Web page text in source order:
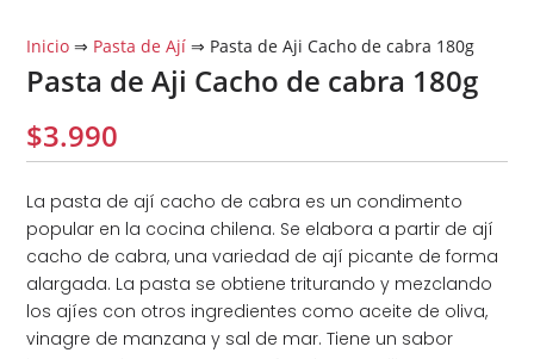
Inicio ⇒ Pasta de Ají ⇒ Pasta de Aji Cacho de cabra 180g
Pasta de Aji Cacho de cabra 180g
$3.990
La pasta de ají cacho de cabra es un condimento
popular en la cocina chilena. Se elabora a partir de ají
cacho de cabra, una variedad de ají picante de forma
alargada. La pasta se obtiene triturando y mezclando
los ajíes con otros ingredientes como aceite de oliva,
vinagre de manzana y sal de mar. Tiene un sabor